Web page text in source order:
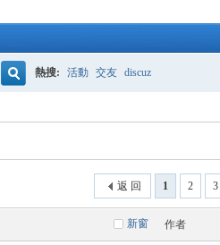
熱搜: 活動 交友 discuz
1 2 3
返 回
新窗 作者